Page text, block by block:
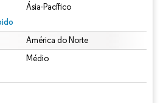
Ásia-Pacífico
América do Norte
Médio
O reuso requer atribuição conforme CC BY 4.0.